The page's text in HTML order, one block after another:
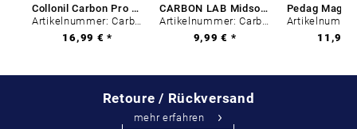
Collonil Carbon Pro 400 ml
Artikelnummer: Carbon-0
16,99 € *
CARBON LAB Midsole Cleaner
Artikelnummer: Carbon-0
9,99 € *
11,99
Retoure / Rückversand
mehr erfahren